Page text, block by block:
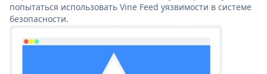
попытаться использовать Vine Feed уязвимости в системе
безопасности.